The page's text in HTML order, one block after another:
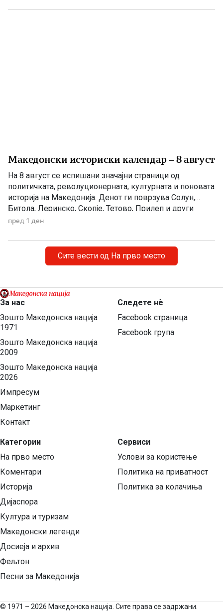
Христијан Ефтимов внук на Заеви, […]
Македонски историски календар – 8 август
На 8 август се испишани значајни страници од
политичката, револуционерната, културната и поновата
историја на Македонија. Денот ги поврзува Солун,
Битола, Леринско, Скопје, Тетово, Прилеп и други
македонски краишта. 1903 – Убиен рускиот конзул
година, во екот на Илинденското востание, во Битола
бил убиен рускиот императорски конзул […]
пред 1 ден
Сите вести од На прво место
За нас
Зошто Македонска нација
1971
Зошто Македонска нација
2009
Зошто Македонска нација
2026
Импресум
Маркетинг
Контакт
Категории
На прво место
Коментари
Историја
Дијаспора
Култура и туризам
Македонски легенди
Досиеја и архив
Фељтон
Песни за Македонија
Следете нѐ
Facebook страница
Facebook група
Сервиси
Услови за користење
Политика на приватност
Политика за колачиња
© 1971 – 2026 Македонска нација. Сите права се задржани.